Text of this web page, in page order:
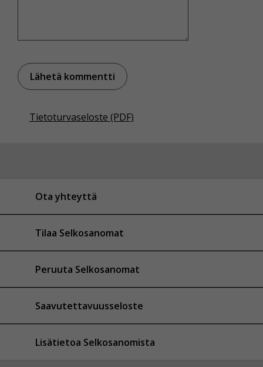
Tietoturvaseloste (PDF)
Ota yhteyttä
Tilaa Selkosanomat
Peruuta Selkosanomat
Saavutettavuusseloste
Lisätietoa Selkosanomista